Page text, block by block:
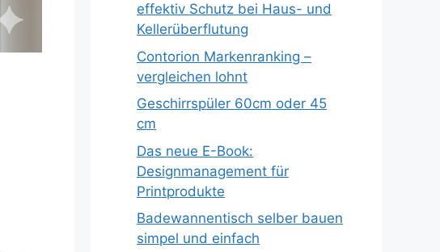
effektiv Schutz bei Haus- und
Kellerüberflutung
Contorion Markenranking –
vergleichen lohnt
Geschirrspüler 60cm oder 45
cm
Das neue E-Book:
Designmanagement für
Printprodukte
Badewannentisch selber bauen
simpel und einfach